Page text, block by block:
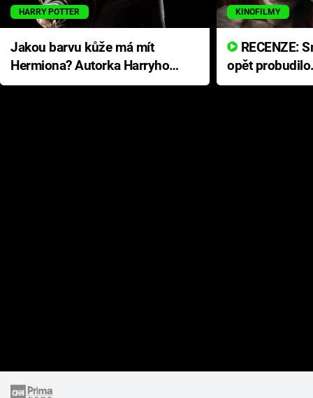
HARRY POTTER
Jakou barvu kůže má mít
Hermiona? Autorka Harryho
Pottera přišla s ráznou
KINOFILMY
opět
přichází s